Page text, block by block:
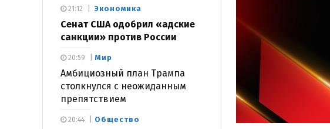
Экономика
Сенат США одобрил «адские
санкции» против России
21:12
Мир
Амбициозный план Трампа
столкнулся с неожиданным
препятствием
20:59
Общество
20:44